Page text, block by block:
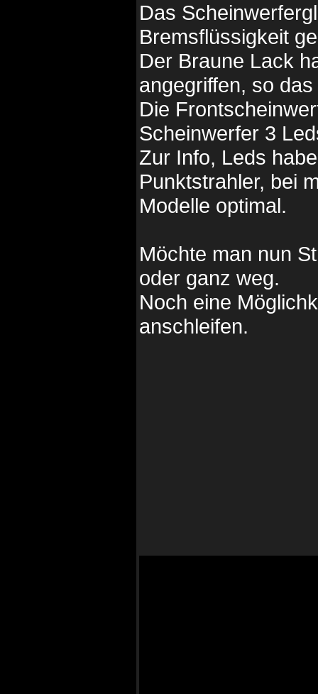
Das
Bremsflüssigkeit
Der Braune Lack
angegriffen, so
Die
Scheinwerfer 3
Zur Info, Leds
Punktstrahler, bei
Modelle optimal.
Möchte man nun
oder ganz weg.
Noch eine
anschleifen.